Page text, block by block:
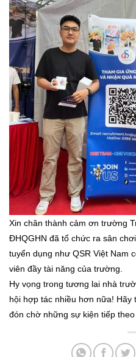
Xin chân thành cảm ơn trường
ĐHQGHN đã tổ chức ra sân
tuyển dụng như QSR Việt Nam
viên đầy tài năng của trường.
Hy vọng trong tương lai nhà
hội hợp tác nhiều hơn nữa! Hãy
đón chờ những sự kiện tiếp